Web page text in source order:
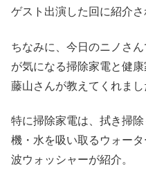
ゲスト出演した回に紹介さ
ちなみに、今日のニノさ
が気になる掃除家電と健
藤山さんが教えてくれまし
特に掃除家電は、拭き掃
機・水を吸い取るウォー
波ウォッシャーが紹介。